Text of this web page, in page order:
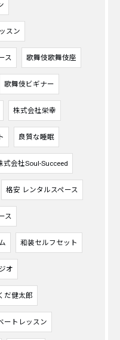
スン
ス 歌舞伎歌舞伎座
歌舞伎ビギナー
株式会社栄幸
良質な睡眠
式会社Soul-Succeed
格安 レンタルスペース
ス
和装セルフセット
オ
だ健太郎
ートレッスン